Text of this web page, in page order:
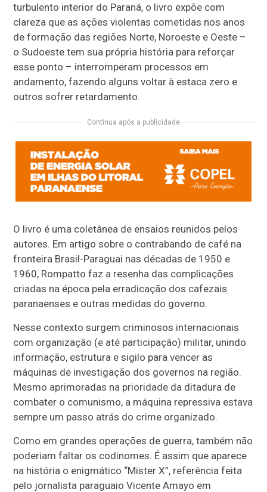
turbulento interior do Paraná, o livro expõe com
clareza que as ações violentas cometidas nos anos
de formação das regiões Norte, Noroeste e Oeste –
o Sudoeste tem sua própria história para reforçar
esse ponto – interromperam processos em
andamento, fazendo alguns voltar à estaca zero e
outros sofrer retardamento.
Continua após a publicidade
O livro é uma coletânea de ensaios reunidos pelos
autores. Em artigo sobre o contrabando de café na
fronteira Brasil-Paraguai nas décadas de 1950 e
1960, Rompatto faz a resenha das complicações
criadas na época pela erradicação dos cafezais
paranaenses e outras medidas do governo.
Nesse contexto surgem criminosos internacionais
com organização (e até participação) militar, unindo
informação, estrutura e sigilo para vencer as
máquinas de investigação dos governos na região.
Mesmo aprimoradas na prioridade da ditadura de
combater o comunismo, a máquina repressiva estava
sempre um passo atrás do crime organizado.
Como em grandes operações de guerra, também não
poderiam faltar os codinomes. É assim que aparece
na história o enigmático “Mister X”, referência feita
pelo jornalista paraguaio Vicente Amayo em